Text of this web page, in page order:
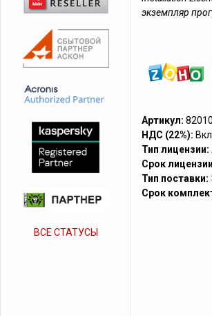
экземпляр
Артикул:
НДС (22%):
Тип лицензии:
Срок
Тип поставки:
Срок
ВСЕ СТАТУСЫ